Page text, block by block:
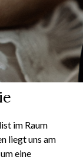
im Raum
liegt uns am
eine